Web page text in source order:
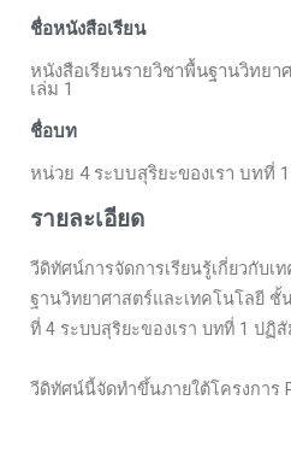
ชื่อหนังสือเรียน
หนังสือเรียนรายวิชาพื้นฐานวิทยา
เล่ม 1
ชื่อบท
หน่วย 4 ระบบสุริยะของเรา บทที่
รายละเอียด
วีดิทัศน์การจัดการเรียนรู้เกี่ยวกับเ
ฐานวิทยาศาสตร์และเทคโนโลยี ชั้
ที่ 4 ระบบสุริยะของเรา บทที่ 1 ปฏิ
วีดิทัศน์นี้จัดทำขึ้นภายใต้โครงการ